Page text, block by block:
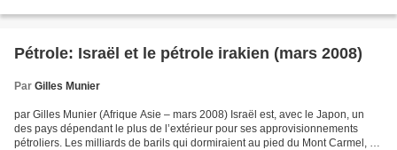
Pétrole: Israël et le pétrole irakien (mars 2008)
Par Gilles Munier
par Gilles Munier (Afrique Asie – mars 2008) Israël est, avec le Japon, un
des pays dépendant le plus de l’extérieur pour ses approvisionnements
pétroliers. Les milliards de barils qui dormiraient au pied du Mont Carmel, ou